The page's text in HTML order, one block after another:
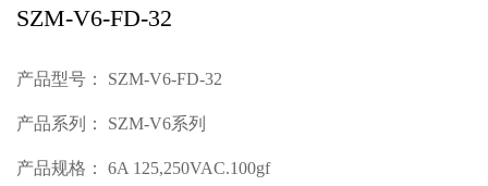
SZM-V6-FD-32
产品型号： SZM-V6-FD-32
产品系列： SZM-V6系列
产品规格： 6A 125,250VAC.100gf